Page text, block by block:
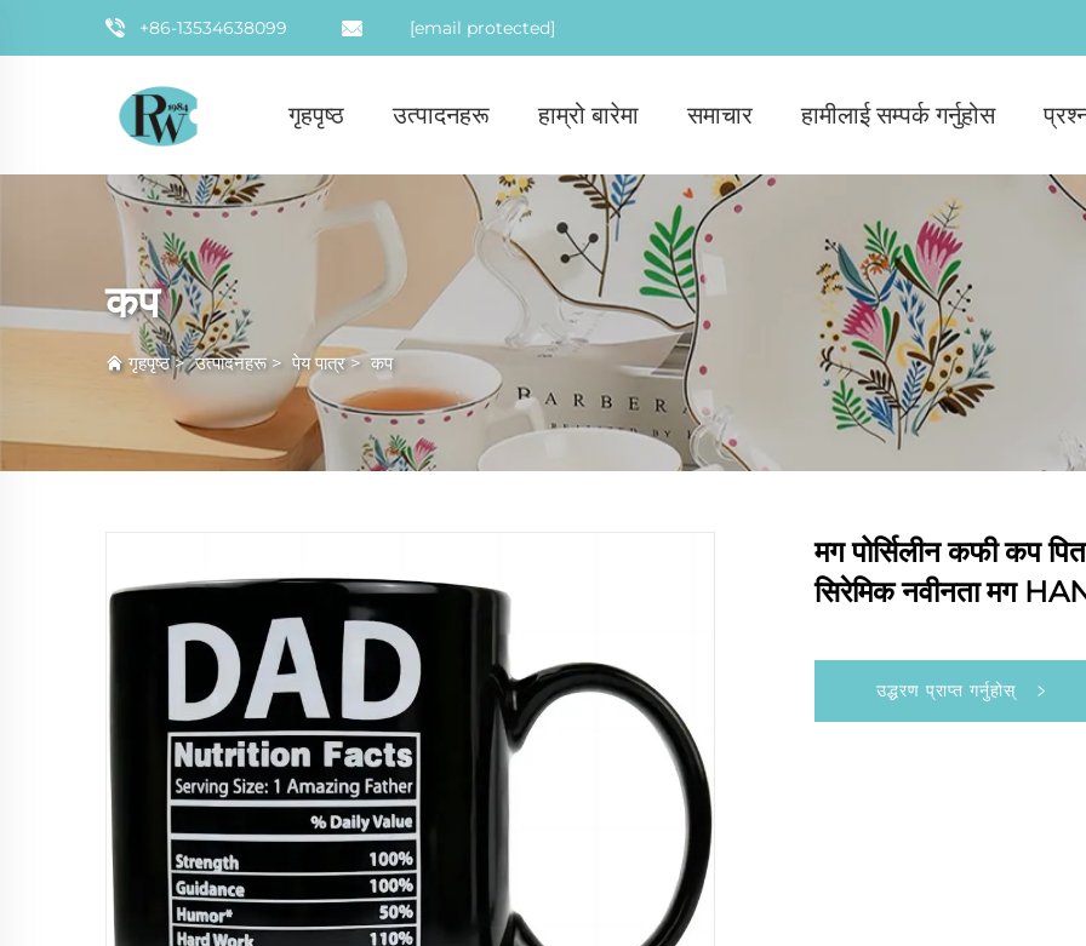
+86-13534638099 [email protected]
गृहपृष्ठ उत्पादनहरू हाम्रो बारेमा समाचार हामीलाई सम्पर्क गर्नुहोस
कप
गृहपृष्ठ>उत्पादनहरू> पेय पात्र> कप
मग पोर्सिलीन कफी कप
सिरेमिक नवीनता मग
उद्धरण प्राप्त गर्नुहोस्